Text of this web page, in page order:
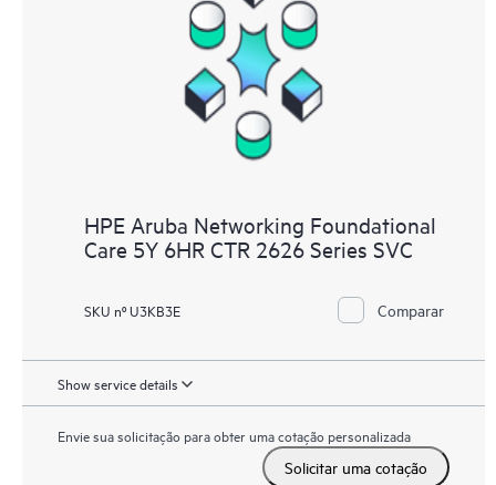
HPE Aruba Networking Foundational
Care 5Y 6HR CTR 2626 Series SVC
SKU nº U3KB3E Comparar
Show service details
Envie sua solicitação para obter uma cotação personalizada
Solicitar uma cotação